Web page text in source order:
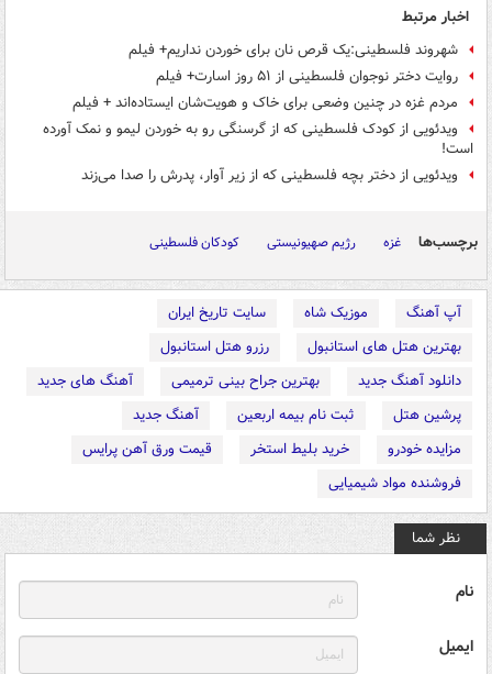
اخبار مرتبط
شهروند فلسطینی:یک قرص نان برای خوردن نداریم+ فیلم
روایت دختر نوجوان فلسطینی از ۵۱ روز اسارت+ فیلم
مردم غزه در چنین وضعی برای خاک و هویت‌شان ایستاده‌اند + فیلم
ویدئویی از کودک فلسطینی که از گرسنگی رو به خوردن لیمو و نمک آورده
است!
ویدئویی از دختر بچه‌ فلسطینی که از زیر آوار، پدرش را صدا می‌زند
برچسب‌ها غزه رژیم صهیونیستی کودکان فلسطینی
آپ آهنگ موزیک شاه
سایت تاریخ ایران
بهترین هتل های استانبول
رزرو هتل استانبول
دانلود آهنگ جدید
بهترین جراح بینی ترمیمی
آهنگ های جدید
پرشین هتل
ثبت نام بیمه اربعین
آهنگ جدید
مزایده خودرو
خرید بلیط استخر
قیمت ورق آهن پرایس
فروشنده مواد شیمیایی
نظر شما
نام
ایمیل